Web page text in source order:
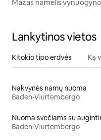
Mažas namelis
Lankytinos vietos
Kitokio tipo erdvės Ką
Nakvynės namų nuoma
Baden-Viurtembergo
Baden-Viurtembergo